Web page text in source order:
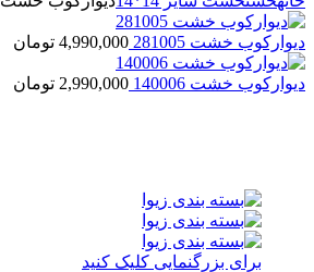
دیوارکوب خشت 281005 4,990,000 تومان
دیوارکوب خشت 140006 2,990,000 تومان
برای بزرگنمایی کلیک کنید